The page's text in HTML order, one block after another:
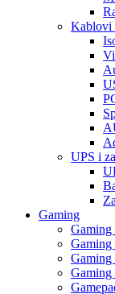
Kablovi
UPS i
Gaming
Gaming
Gaming
Gaming
Gaming